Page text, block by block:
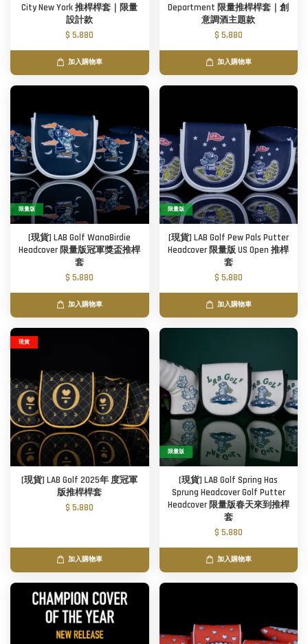
City New York 推桿桿套｜限量
設計款
$ 5,880
加入購物車
Department 限量推桿桿套｜創
意調酒主題款
$ 5,880
加入購物車
限量版
[現貨] LAB Golf WanaBirdie
Headcover 限量版冠軍獎盃推桿
套
$ 5,880
加入購物車
限量版
[現貨] LAB Golf Pew Pals Putter
Headcover 限量版 US Open 推桿
套
$ 5,880
加入購物車
現貨
[現貨] LAB Golf 2025年 度冠軍
版推桿桿套
$ 5,880
加入購物車
限量版
[現貨] LAB Golf Spring Has
Sprung Headcover Golf Putter
Headcover 限量版春天來到推桿
套
$ 5,880
加入購物車